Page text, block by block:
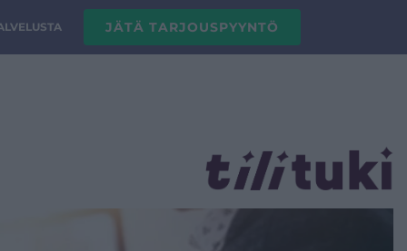
JÄTÄ TARJOUSPYYNTÖ